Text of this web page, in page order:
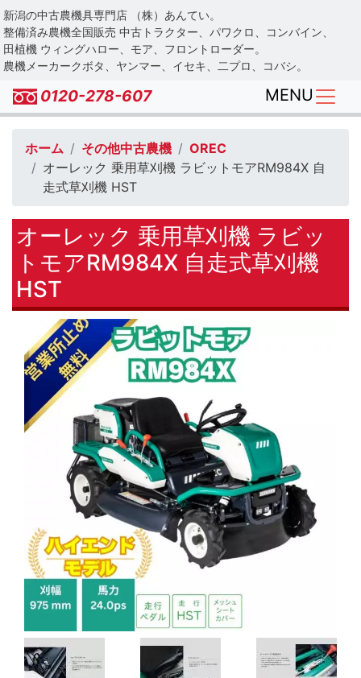
Skip
to
main
content
新潟の中古農機具専門店 （株）あんてい。
整備済み農機全国販売 中古トラクター、パワクロ、コンバイン、
田植機 ウィングハロー、モア、フロントローダー。
農機メーカークボタ、ヤンマー、イセキ、二プロ、コバシ。
0120-278-607 MENU
ホーム その他中古農機
OREC
オーレック 乗用草刈機 ラビットモアRM984X 自
走式草刈機 HST
オーレック 乗用草刈機 ラビッ
トモアRM984X 自走式草刈機
HST